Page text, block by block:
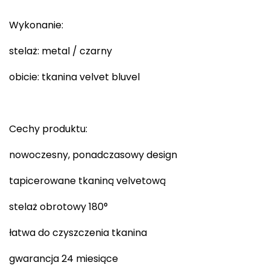
Wykonanie:
stelaż: metal / czarny
obicie: tkanina velvet bluvel
Cechy produktu:
nowoczesny, ponadczasowy design
tapicerowane tkaniną velvetową
stelaż obrotowy 180°
łatwa do czyszczenia tkanina
gwarancja 24 miesiące